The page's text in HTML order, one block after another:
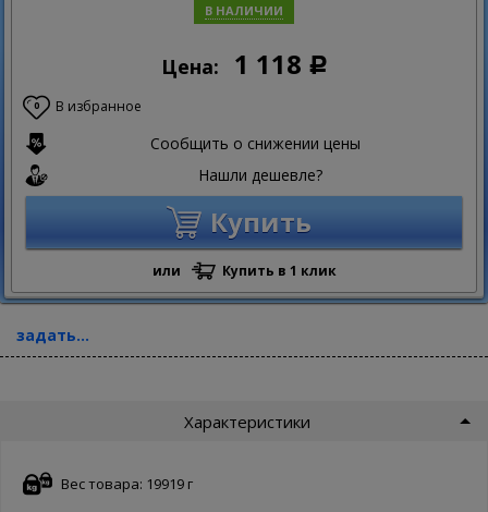
В НАЛИЧИИ
Цена: 1 118 Р
0 В избранное
Сообщить о снижении цены
Нашли дешевле?
Купить
или Купить в 1 клик
задать...
Характеристики
Вес товара: 19919 г